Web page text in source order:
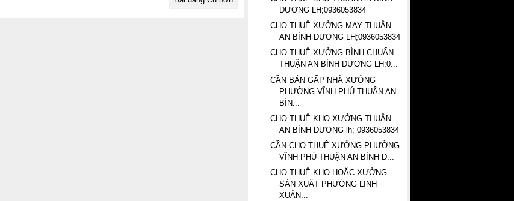
DƯƠNG LH;0936053834
CHO THUÊ XƯỞNG MAY THUẬN
AN BÌNH DƯƠNG LH;0936053834
CHO THUÊ XƯỞNG BÌNH CHUẨN
THUẬN AN BÌNH DƯƠNG LH;0...
CẦN BÁN GẤP NHÀ XƯỞNG
PHƯỜNG VĨNH PHÚ THUẬN AN
BÌN...
CHO THUÊ KHO XƯỞNG THUẬN
AN BÌNH DƯƠNG lh; 0936053834
CẦN CHO THUÊ XƯỞNG PHƯỜNG
VĨNH PHÚ THUẬN AN BÌNH D...
CHO THUÊ KHO HOẶC XƯỞNG
SẢN XUẤT PHƯỜNG LINH
XUÂN...